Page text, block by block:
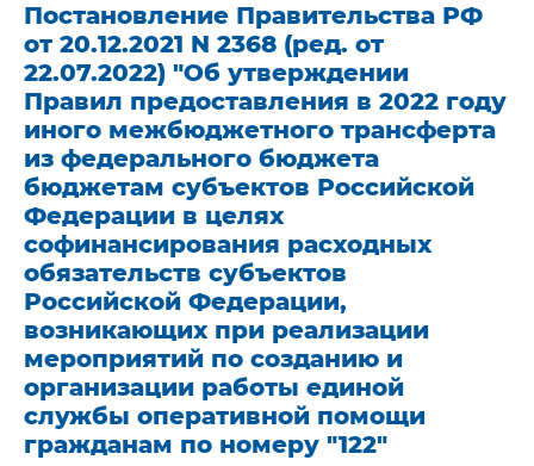
Постановление Правительства РФ
от 20.12.2021 N 2368 (ред. от
22.07.2022) "Об утверждении
Правил предоставления в 2022 году
иного межбюджетного трансферта
из федерального бюджета
бюджетам субъектов Российской
Федерации в целях
софинансирования расходных
обязательств субъектов
Российской Федерации,
возникающих при реализации
мероприятий по созданию и
организации работы единой
службы оперативной помощи
гражданам по номеру "122"